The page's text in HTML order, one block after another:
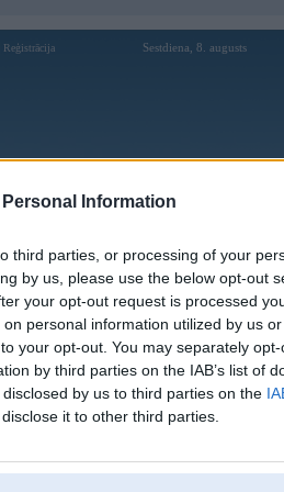
Information
third parties, or processing of your
by us, please use the below opt-out
your opt-out request is processed
personal information utilized by us
your opt-out. You may separately
by third parties on the IAB’s list of
by us to third parties on the
it to other third parties.
Reģistrācija Sestdiena, 8. augusts
Reģistrācija Lietotāji
profils
Smeketajs
133
Pēdējie ziņojumi forumā